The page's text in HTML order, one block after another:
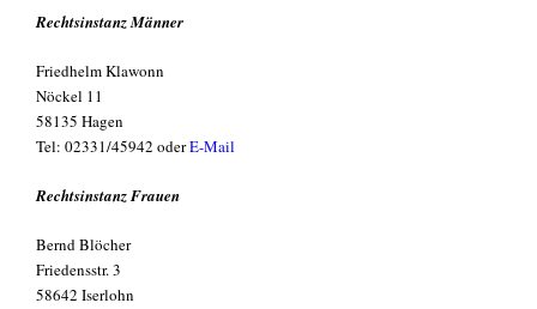
Rechtsinstanz Männer
Friedhelm Klawonn
Nöckel 11
58135 Hagen
Tel: 02331/45942 oderE-Mail
Rechtsinstanz Frauen
Bernd Blöcher
Friedensstr. 3
58642 Iserlohn